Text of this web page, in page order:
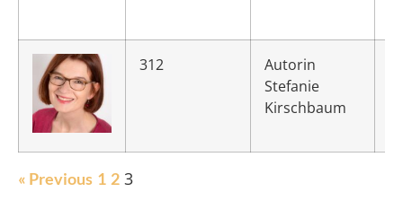
312
Autorin
Stefanie
Kirschbaum
« Previous 1 2 3